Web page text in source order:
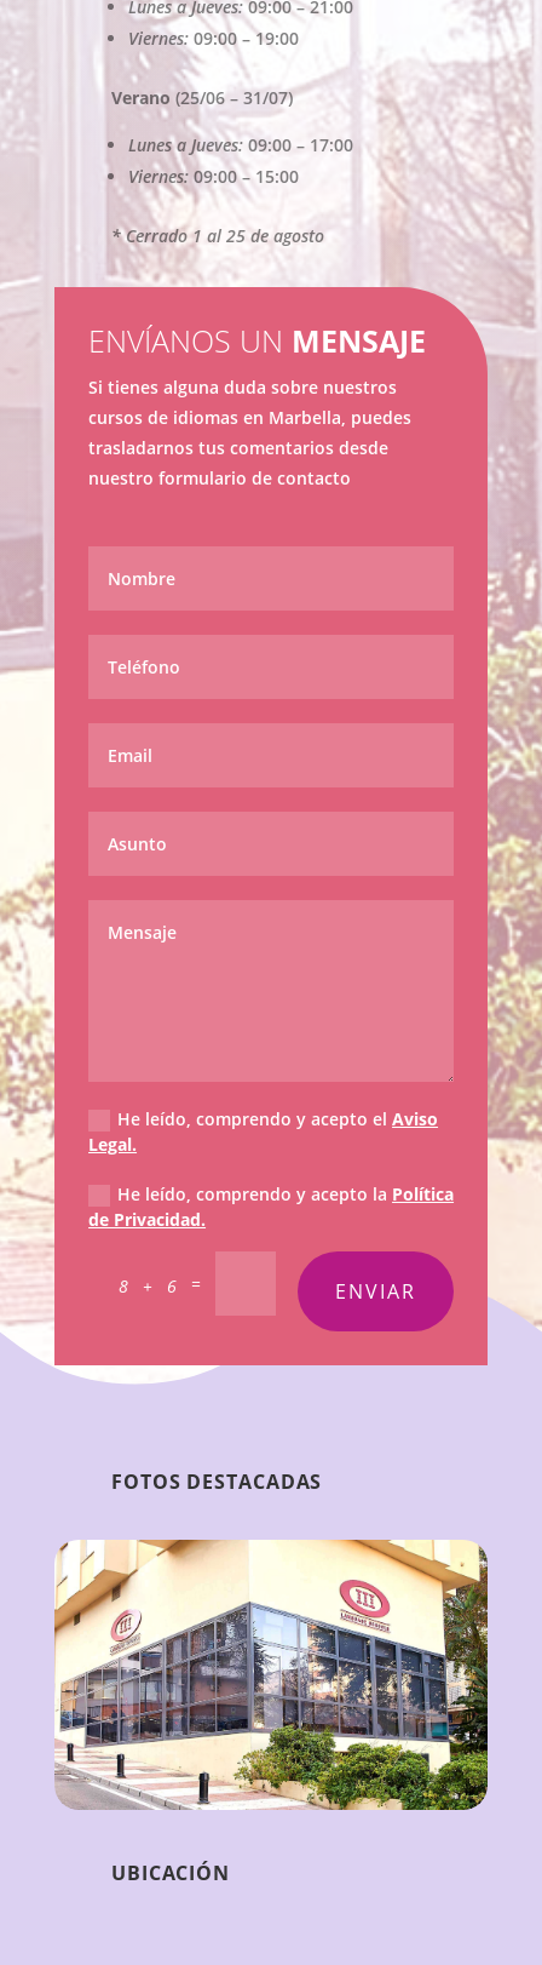
Lunes a Jueves:09:00 – 21:00
Viernes:09:00 – 19:00
Verano (25/06 – 31/07)
Lunes a Jueves:09:00 – 17:00
Viernes:09:00 – 15:00
* Cerrado 1 al 25 de agosto
ENVÍANOS UN MENSAJE
Si tienes alguna duda sobre nuestros
cursos de idiomas en Marbella, puedes
trasladarnos tus comentarios desde
nuestro formulario de contacto
He leído, comprendo y acepto elAviso
Legal.
He leído, comprendo y acepto la Política
de Privacidad.
8 + 6 = ENVIAR
FOTOS DESTACADAS
UBICACIÓN